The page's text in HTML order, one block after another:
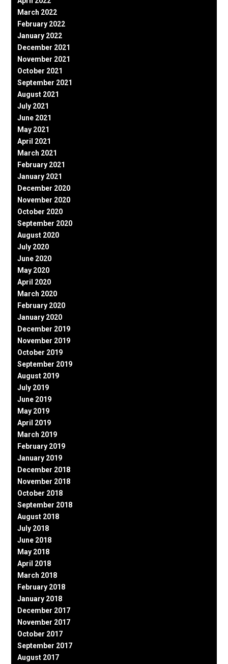
March 2022
February 2022
January 2022
December 2021
November 2021
October 2021
September 2021
August 2021
July 2021
June 2021
May 2021
April 2021
March 2021
February 2021
January 2021
December 2020
November 2020
October 2020
September 2020
August 2020
July 2020
June 2020
May 2020
April 2020
March 2020
February 2020
January 2020
December 2019
November 2019
October 2019
September 2019
August 2019
July 2019
June 2019
May 2019
April 2019
March 2019
February 2019
January 2019
December 2018
November 2018
October 2018
September 2018
August 2018
July 2018
June 2018
May 2018
April 2018
March 2018
February 2018
January 2018
December 2017
November 2017
October 2017
September 2017
August 2017